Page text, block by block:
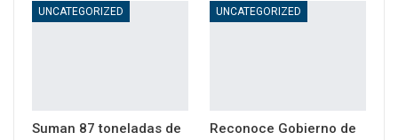
UNCATEGORIZED
Suman 87 toneladas de
UNCATEGORIZED
Reconoce Gobierno de